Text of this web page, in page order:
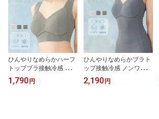
ひんやりなめらかハーフ
トップブラ接触冷感 ノン
ワイヤー カップ付き ス
ムース フィット 細リブ
1,790 円
ひんやりなめらかブラト
ップ接触冷感 ノンワイヤ
ー カップ付き スムース
フィット 細リブ フリー
2,190 円